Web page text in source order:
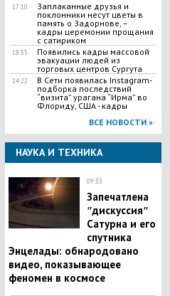
17:10
Заплаканные друзья и
поклонники несут цветы в
память о Задорнове, –
кадры церемонии прощания
с сатириком
18:35
Появились кадры массовой
эвакуации людей из
торговых центров Сургута
14:22
В Сети появилась Іnstagram-
подборка последствий
“визита” урагана “Ирма” во
Флориду, США - кадры
ВСЕ НОВОСТИ »
НАУКА И ТЕХНИКА
09:33
Запечатлена
ʺдискуссияʺ
Сатурна и его
спутника
Энцелады: обнародовано
видео, показывающее
феномен в космосе